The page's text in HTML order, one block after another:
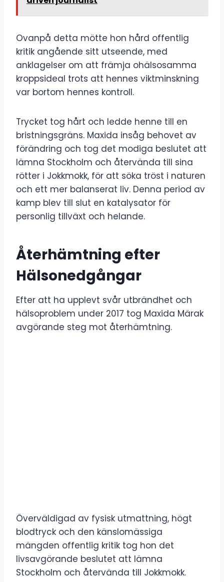
Ovanpå detta mötte hon hård offentlig
kritik angående sitt utseende, med
anklagelser om att främja ohälsosamma
kroppsideal trots att hennes viktminskning
var bortom hennes kontroll.
Trycket tog hårt och ledde henne till en
bristningsgräns. Maxida insåg behovet av
förändring och tog det modiga beslutet att
lämna Stockholm och återvända till sina
rötter i Jokkmokk, för att söka tröst i naturen
och ett mer balanserat liv. Denna period av
kamp blev till slut en katalysator för
personlig tillväxt och helande.
Återhämtning efter
Hälsonedgångar
Efter att ha upplevt svår utbrändhet och
hälsoproblem under 2017 tog Maxida Märak
avgörande steg mot återhämtning.
Överväldigad av fysisk utmattning, högt
blodtryck och den känslomässiga
mängden offentlig kritik tog hon det
livsavgörande beslutet att lämna
Stockholm och återvända till Jokkmokk.